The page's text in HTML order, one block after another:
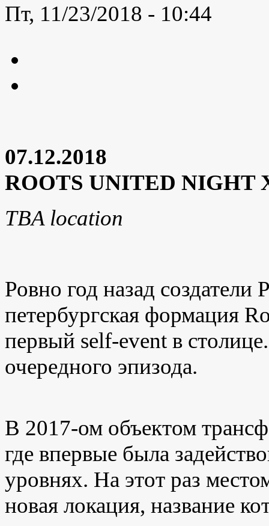
Пт, 11/23/2018 - 10:44
07.12.2018
ROOTS UNITED NIGHT
TBA location
Ровно год назад создатели
петербургская формация
первый self-event в
очередного эпизода.
В 2017-ом объектом
где впервые была
уровнях. На этот раз
новая локация, название